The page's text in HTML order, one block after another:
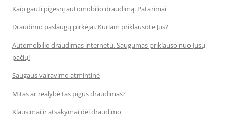
Kaip gauti pigesnį automobilio draudimą. Patarimai
Draudimo paslaugų pirkėjai. Kuriam priklausote Jūs?
Automobilio draudimas internetu. Saugumas priklauso nuo Jūsų
pačių!
Saugaus vairavimo atmintinė
Mitas ar realybė tas pigus draudimas?
Klausimai ir atsakymai dėl draudimo